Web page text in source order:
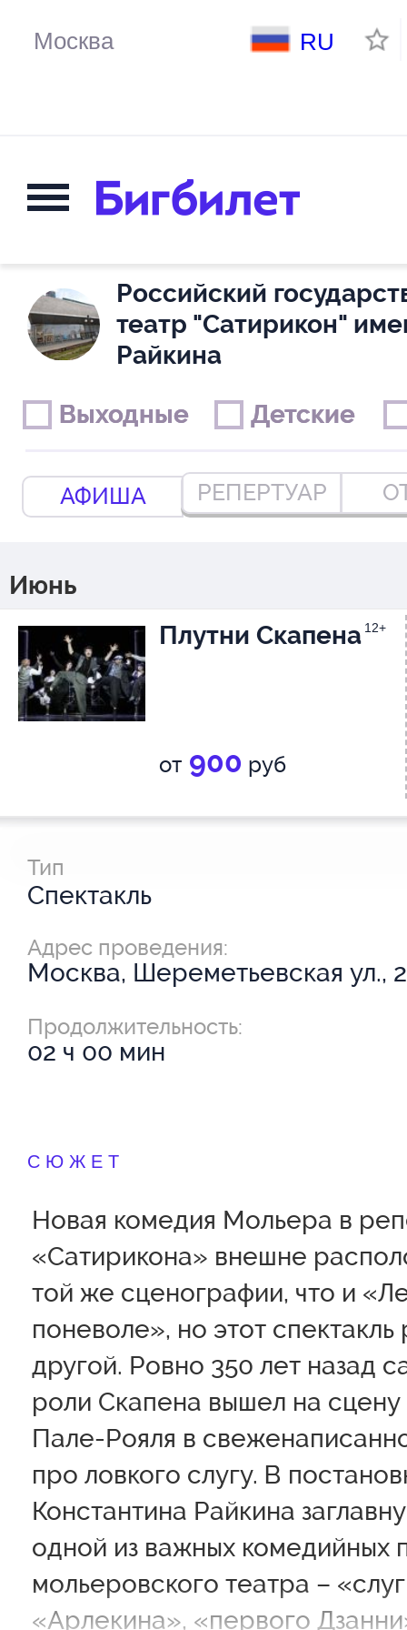
RU
Российский
театр "Сатирикон"
Райкина
АФИША РЕПЕРТУАР
Выходные
Выходные Детские
Детские
Июнь
Плутни Скапена 12+
от 900 руб
Тип
Спектакль
Адрес проведения:
Москва, Шереметьевская ул., 2
Продолжительность:
02 ч 00 мин
СЮЖЕТ
Новая комедия Мольера в
«Сатирикона» внешне
той же сценографии, что и
поневоле», но этот спектакль
другой. Ровно 350 лет назад
роли Скапена вышел на
Пале-Рояля в
про ловкого слугу. В
Константина Райкина
одной из важных комедийных
мольеровского театра –
«Арлекина», «первого